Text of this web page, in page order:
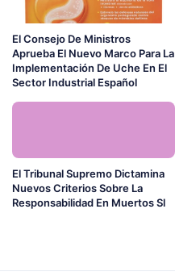
El Consejo De Ministros
Aprueba El Nuevo Marco Para La
Implementación De Uche En El
Sector Industrial Español
El Tribunal Supremo Dictamina
Nuevos Criterios Sobre La
Responsabilidad En Muertos Sl